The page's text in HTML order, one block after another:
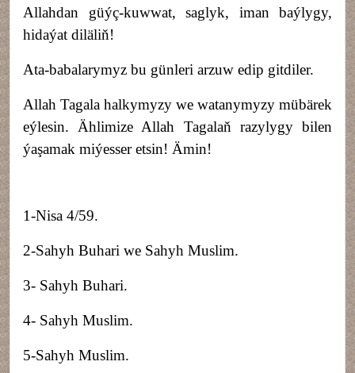
Allahdan güýç-kuwwat, saglyk, iman baýlygy,
hidaýat diläliň!
Ata-babalarymyz bu günleri arzuw edip gitdiler.
Allah Tagala halkymyzy we watanymyzy mübärek
eýlesin. Ählimize Allah Tagalaň razylygy bilen
ýaşamak miýesser etsin! Ämin!
1-Nisa 4/59.
2-Sahyh Buhari we Sahyh Muslim.
3- Sahyh Buhari.
4- Sahyh Muslim.
5-Sahyh Muslim.